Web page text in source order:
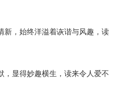
新，始终洋溢着诙谐与风趣，读
，显得妙趣横生，读来令人爱不